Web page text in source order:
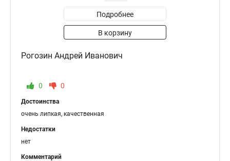
Подробнее
В корзину
Рогозин Андрей Иванович
0 0
Достоинства
очень липкая, качественная
Недостатки
нет
Комментарий